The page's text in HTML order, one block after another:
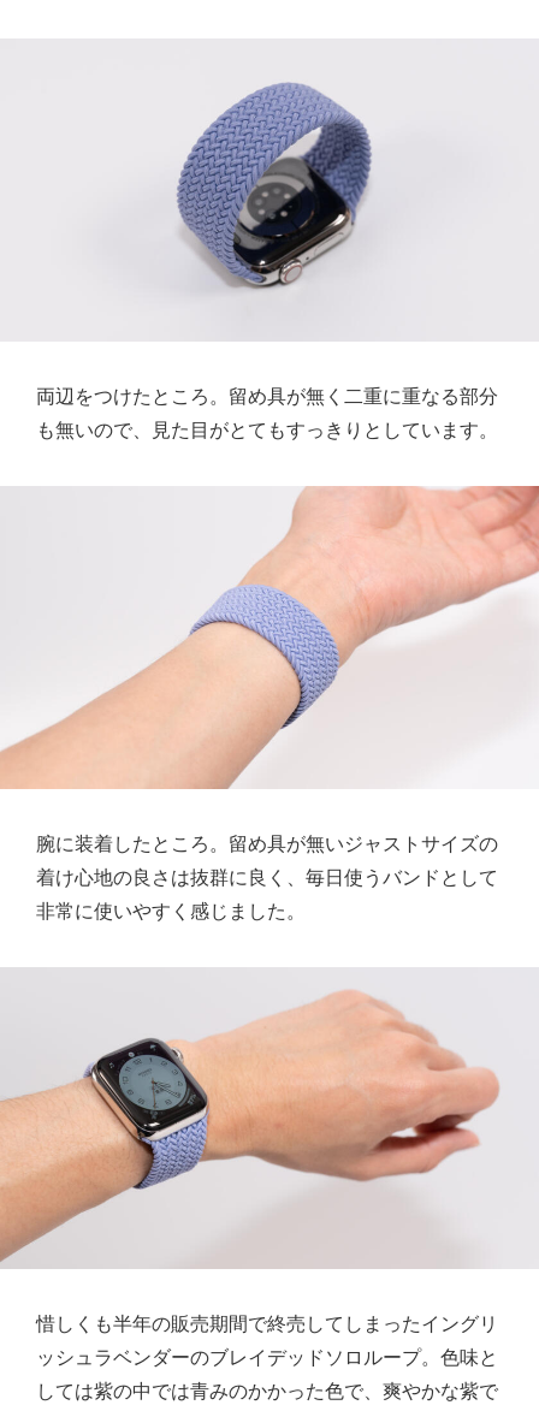
両辺をつけたところ。留め具が無く二重に重なる部分
も無いので、見た目がとてもすっきりとしています。
腕に装着したところ。留め具が無いジャストサイズの
着け心地の良さは抜群に良く、毎日使うバンドとして
非常に使いやすく感じました。
惜しくも半年の販売期間で終売してしまったイングリ
ッシュラベンダーのブレイデッドソロループ。色味と
しては紫の中では青みのかかった色で、爽やかな紫で